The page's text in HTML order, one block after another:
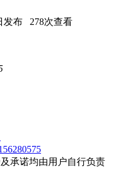
发布 278次查看
承诺均由用户自行负责